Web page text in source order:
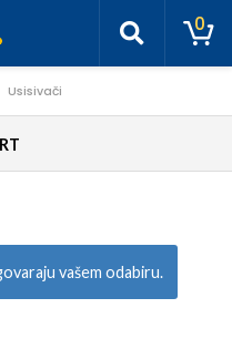
0
Usisivači
vašem odabiru.